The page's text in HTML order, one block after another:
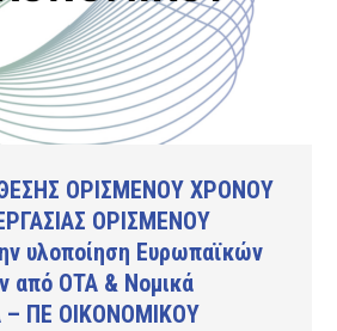
ΟΡΙΣΜΕΝΟΥ ΧΡΟΝΟΥ
ΟΡΙΣΜΕΝΟΥ
υλοποίηση Ευρωπαϊκών
από ΟΤΑ & Νομικά
ΠΕ ΟΙΚΟΝΟΜΙΚΟΥ